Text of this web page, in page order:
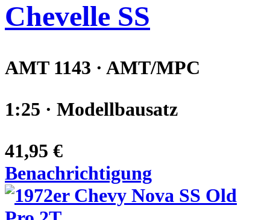
Chevelle SS
AMT 1143 · AMT/MPC
1:25 · Modellbausatz
41,95 €
Benachrichtigung